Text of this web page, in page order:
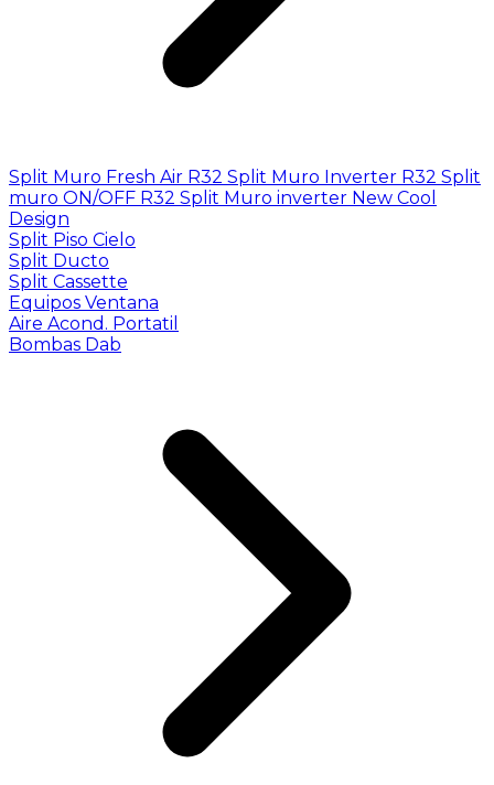
Split Muro Fresh Air R32 Split Muro Inverter R32 Split
muro ON/OFF R32 Split Muro inverter New Cool
Design
Split Piso Cielo
Split Ducto
Split Cassette
Equipos Ventana
Aire Acond. Portatil
Bombas Dab